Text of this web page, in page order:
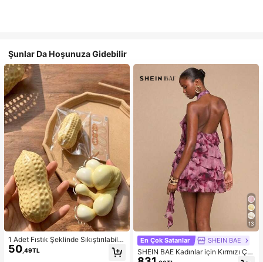
Şunlar Da Hoşunuza Gidebilir
1 Adet Fıstık Şeklinde Sıkıştırılabilir
Stres Oyuncağı, Ofis Rahatlaması v
e Parti Etkileşimi İçin Uygun, Doğu
50 ,49TL
13
En Çok Satanlar SHEIN BAE
SHEIN BAE Kadınlar için Kırmızı Çiç
ekli Batik Desenli Askılı Yaka Fırfırlı